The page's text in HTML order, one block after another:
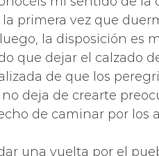
la primera vez que
la disposición es
que dejar el calzado
de que los
deja de crearte
de caminar por los
una vuelta por el